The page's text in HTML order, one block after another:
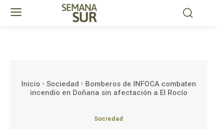
Inicio Sociedad
Bomberos de INFOCA combaten
incendio en Doñana sin afectación a El Rocío
Sociedad